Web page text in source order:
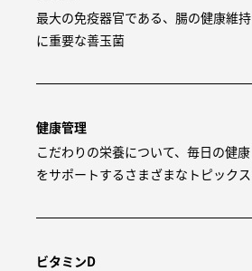
最大の免疫器官である、腸の健康維持
に重要な善玉菌
健康管理
こだわりの栄養について、毎日の健康
をサポートするさまざまなトピックス
ビタミンD